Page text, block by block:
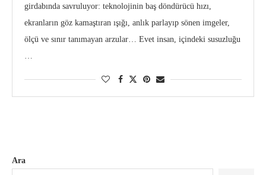
girdabında savruluyor: teknolojinin baş döndürücü hızı,
ekranların göz kamaştıran ışığı, anlık parlayıp sönen imgeler,
ölçü ve sınır tanımayan arzular… Evet insan, içindeki susuzluğu
…
Ara